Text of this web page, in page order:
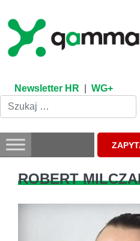
content
Newsletter HR WG+
ROBERT